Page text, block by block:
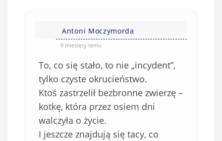
Antoni Moczymorda
9 miesięcy temu
To, co się stało, to nie „incydent”,
tylko czyste okrucieństwo.
Ktoś zastrzelił bezbronne zwierzę –
kotkę, która przez osiem dni
walczyła o życie.
I jeszcze znajdują się tacy, co